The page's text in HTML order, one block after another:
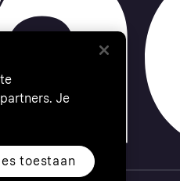
Je
toestaan